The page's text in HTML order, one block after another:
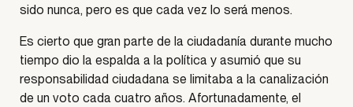
sido nunca, pero es que cada vez lo será menos.
Es cierto que gran parte de la ciudadanía durante mucho
tiempo dio la espalda a la política y asumió que su
responsabilidad ciudadana se limitaba a la canalización
de un voto cada cuatro años. Afortunadamente, el